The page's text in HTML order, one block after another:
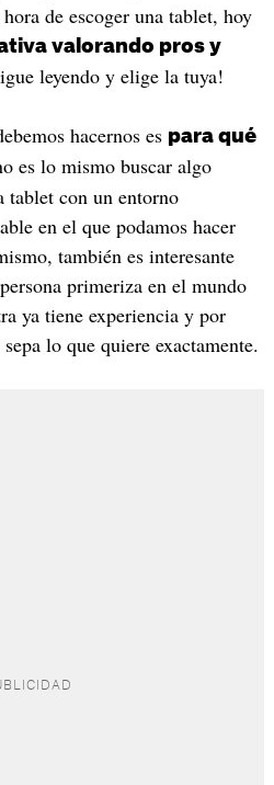
de escoger una tablet, hoy
valorando pros y
leyendo y elige la tuya!
hacernos es para qué
es lo mismo buscar algo
tablet con un entorno
en el que podamos hacer
también es interesante
primeriza en el mundo
ya tiene experiencia y por
lo que quiere exactamente.